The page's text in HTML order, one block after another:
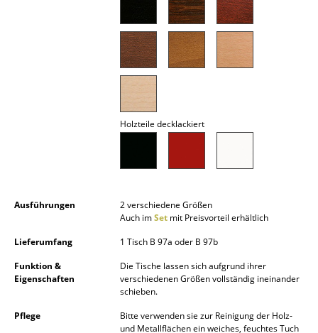
Figuren & Miniaturen
Decken
Teppiche
... alle Accessoires
Holzteile decklackiert
Ausführungen
2 verschiedene Größen
Auch imSet mit Preisvorteil erhältlich
Lieferumfang
1 Tisch B 97a oder B 97b
Funktion &
Eigenschaften
Die Tische lassen sich aufgrund ihrer
verschiedenen Größen vollständig ineinander
schieben.
Pflege
Bitte verwenden sie zur Reinigung der Holz-
und Metallflächen ein weiches, feuchtes Tuch